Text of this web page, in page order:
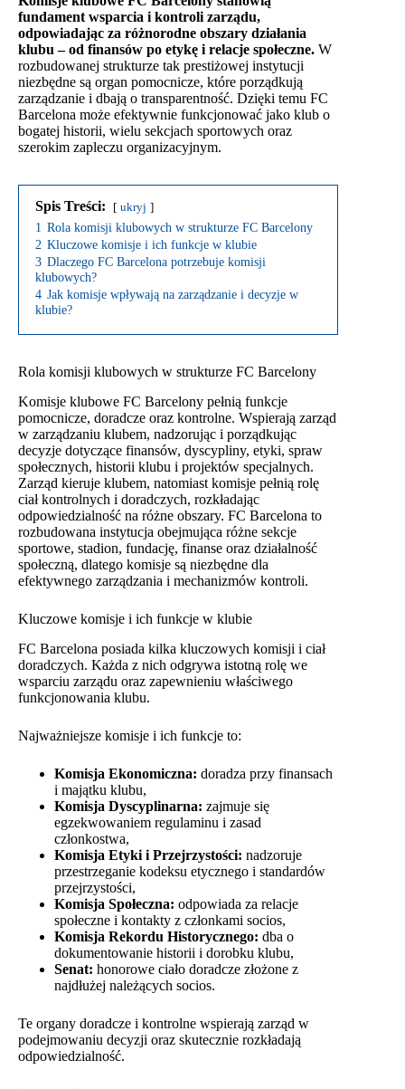
fundament wsparcia i kontroli zarządu,
odpowiadając za różnorodne obszary działania
klubu – od finansów po etykę i relacje społeczne. W
rozbudowanej strukturze tak prestiżowej instytucji
niezbędne są organ pomocnicze, które porządkują
zarządzanie i dbają o transparentność. Dzięki temu FC
Barcelona może efektywnie funkcjonować jako klub o
bogatej historii, wielu sekcjach sportowych oraz
szerokim zapleczu organizacyjnym.
Spis Treści: ukryj
1 Rola komisji klubowych w strukturze FC Barcelony
2 Kluczowe komisje i ich funkcje w klubie
3 Dlaczego FC Barcelona potrzebuje komisji
klubowych?
4 Jak komisje wpływają na zarządzanie i decyzje w
klubie?
Rola komisji klubowych w strukturze FC Barcelony
Komisje klubowe FC Barcelony pełnią funkcje
pomocnicze, doradcze oraz kontrolne. Wspierają zarząd
w zarządzaniu klubem, nadzorując i porządkując
decyzje dotyczące finansów, dyscypliny, etyki, spraw
społecznych, historii klubu i projektów specjalnych.
Zarząd kieruje klubem, natomiast komisje pełnią rolę
ciał kontrolnych i doradczych, rozkładając
odpowiedzialność na różne obszary. FC Barcelona to
rozbudowana instytucja obejmująca różne sekcje
sportowe, stadion, fundację, finanse oraz działalność
społeczną, dlatego komisje są niezbędne dla
efektywnego zarządzania i mechanizmów kontroli.
Kluczowe komisje i ich funkcje w klubie
FC Barcelona posiada kilka kluczowych komisji i ciał
doradczych. Każda z nich odgrywa istotną rolę we
wsparciu zarządu oraz zapewnieniu właściwego
funkcjonowania klubu.
Najważniejsze komisje i ich funkcje to:
Komisja Ekonomiczna: doradza przy finansach
i majątku klubu,
Komisja Dyscyplinarna: zajmuje się
egzekwowaniem regulaminu i zasad
członkostwa,
Komisja Etyki i Przejrzystości: nadzoruje
przestrzeganie kodeksu etycznego i standardów
przejrzystości,
Komisja Społeczna: odpowiada za relacje
społeczne i kontakty z członkami socios,
Komisja Rekordu Historycznego: dba o
dokumentowanie historii i dorobku klubu,
Senat: honorowe ciało doradcze złożone z
najdłużej należących socios.
Te organy doradcze i kontrolne wspierają zarząd w
podejmowaniu decyzji oraz skutecznie rozkładają
odpowiedzialność.